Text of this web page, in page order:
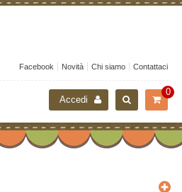
Facebook Novità Chi siamo Contattaci
0
Accedi